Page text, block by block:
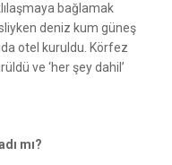
bağlamak
deniz kum güneş
otel kuruldu. Körfez
ve ‘her şey dahil’
mı?